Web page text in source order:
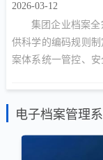
2026-03-12
集团企业档案
供科学的编码规则
案体系统一管控、安
电子档案管理